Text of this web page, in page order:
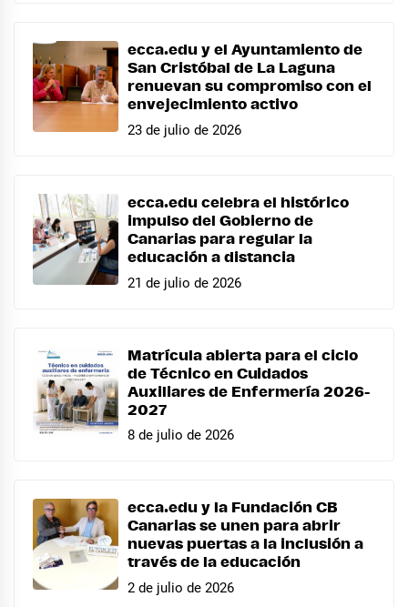
ecca.edu y el Ayuntamiento de
San Cristóbal de La Laguna
renuevan su compromiso con el
envejecimiento activo
23 de julio de 2026
ecca.edu celebra el histórico
impulso del Gobierno de
Canarias para regular la
educación a distancia
21 de julio de 2026
Matrícula abierta para el ciclo
de Técnico en Cuidados
Auxiliares de Enfermería 2026-
2027
8 de julio de 2026
ecca.edu y la Fundación CB
Canarias se unen para abrir
nuevas puertas a la inclusión a
través de la educación
2 de julio de 2026